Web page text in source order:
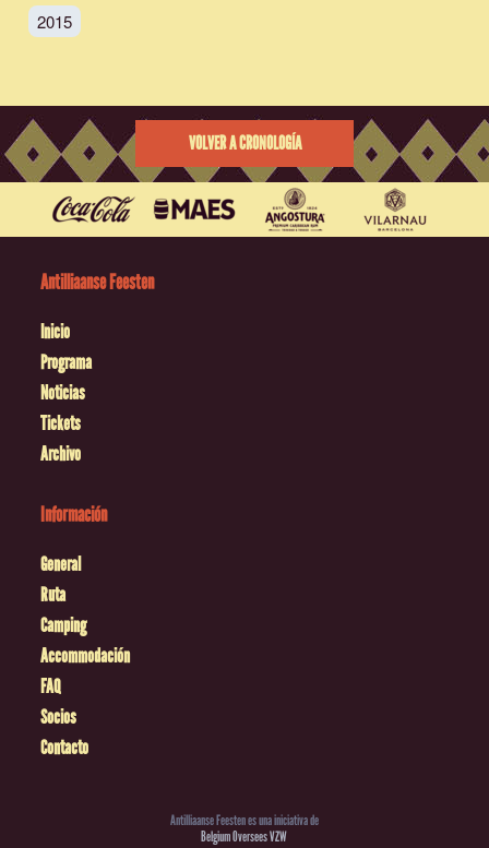
2015
VOLVER A CRONOLOGÍA
Antilliaanse Feesten
Inicio
Programa
Noticias
Tickets
Archivo
Información
General
Ruta
Camping
Accommodación
FAQ
Socios
Contacto
Antilliaanse Feesten es una iniciativa de
Belgium Oversees VZW